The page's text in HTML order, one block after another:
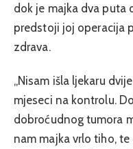
dok je majka dva puta
predstoji joj operacija
zdrava.
„Nisam išla ljekaru
mjeseci na kontrolu.
dobroćudnog tumora
nam majka vrlo tiho,